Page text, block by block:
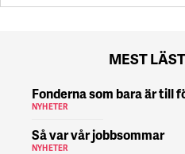
MEST
Fonderna som bara är till
NYHETER
Så var vår jobbsommar
NYHETER